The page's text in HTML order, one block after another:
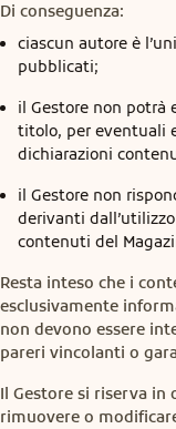
Di conseguenza:
ciascun autore è
pubblicati;
il Gestore non potrà
titolo, per eventuali
dichiarazioni
il Gestore non
derivanti
contenuti del
Resta inteso che i
esclusivamente
non devono essere
pareri vincolanti o
Il Gestore si riserva in
rimuovere o